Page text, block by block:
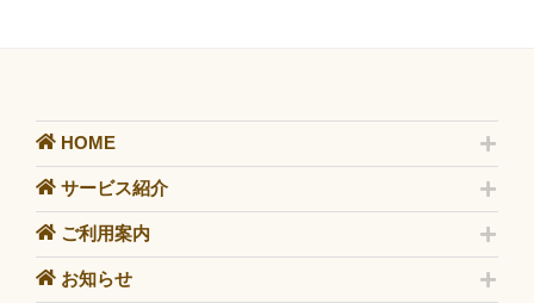
HOME
サービス紹介
ご利用案内
お知らせ